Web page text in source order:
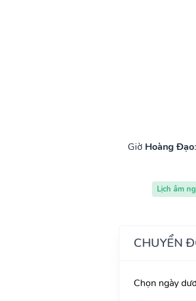
Giờ Hoàng Đạo:
Lịch âm
CHUYỂN
Chọn ngày